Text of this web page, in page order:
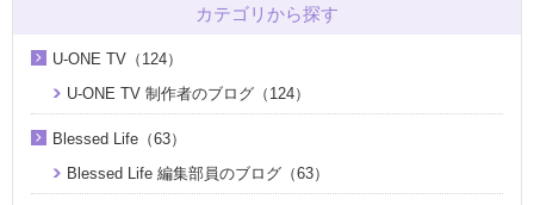
カテゴリから探す
U-ONE TV（124）
U-ONE TV 制作者のブログ（124）
Blessed Life（63）
Blessed Life 編集部員のブログ（63）